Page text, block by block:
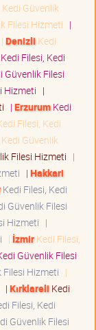
Güvenlik
Filesi Hizmeti |
| Denizli Kedi
Filesi, Kedi
Güvenlik Filesi
Hizmeti |
| ErzurumKedi
Filesi, Kedi
Güvenlik
Filesi Hizmeti |
| Hakkari
Kedi Filesi, Kedi
Güvenlik Filesi
Hizmeti |
| İzmirKedi Filesi,
Güvenlik Filesi
Filesi Hizmeti |
| Kırklareli Kedi
Filesi, Kedi
Güvenlik Filesi